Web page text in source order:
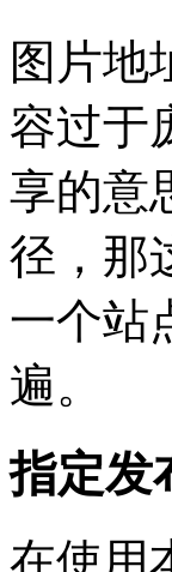
图片地
容过于
享的意
径，那
一个站
遍。
指定发
在使用